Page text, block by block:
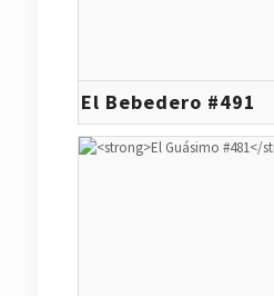
El Bebedero #491